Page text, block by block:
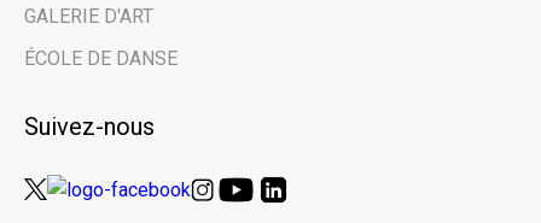
GALERIE D'ART
ÉCOLE DE DANSE
Suivez-nous
Nom de famille | Last Name
Nom de votre organisme | Name of your